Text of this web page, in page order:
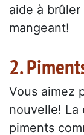
aide à brûler
mangeant!
2.
Vous aimez
nouvelle! La
piments